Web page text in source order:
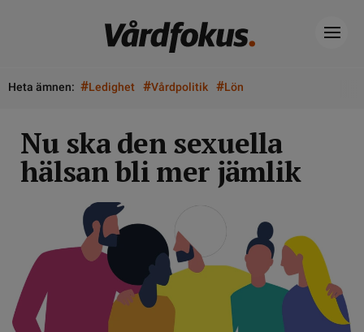
Heta ämnen: #Ledighet #Vårdpolitik #Lön
Nu ska den sexuella
hälsan bli mer jämlik